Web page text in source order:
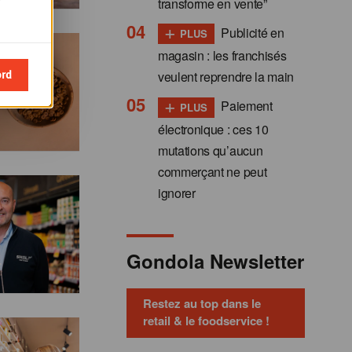
+ PLUS
Publicité en
magasin : les franchisés
veulent reprendre la main
+ PLUS
Paiement
électronique : ces 10
mutations qu’aucun
commerçant ne peut
ignorer
Gondola Newsletter
Restez au top dans le
retail & le foodservice !